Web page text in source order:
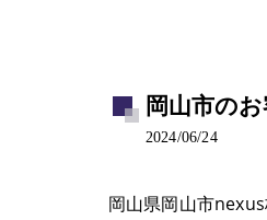
岡山市の
2024/06/24
岡山県岡山市